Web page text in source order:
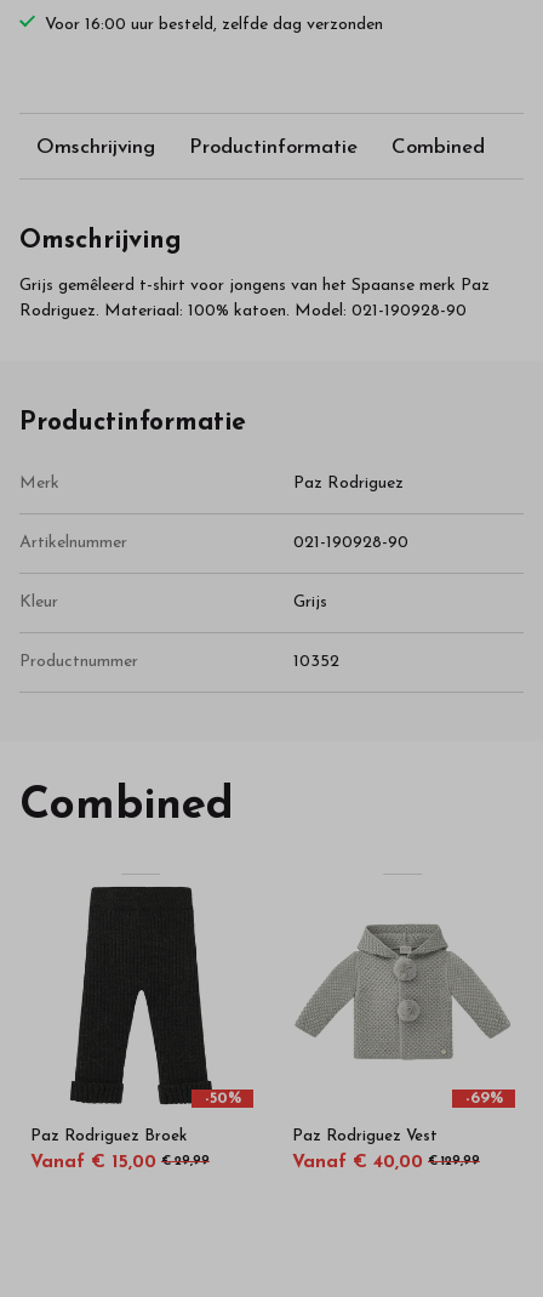
Voor 16:00 uur besteld, zelfde dag verzonden
Omschrijving Productinformatie Combined
Omschrijving
Grijs gemêleerd t-shirt voor jongens van het Spaanse merk Paz
Rodriguez. Materiaal: 100% katoen. Model: 021-190928-90
Productinformatie
Merk Paz Rodriguez
Artikelnummer 021-190928-90
Kleur Grijs
Productnummer 10352
Combined
-50%
Paz Rodriguez Broek
Vanaf € 15,00 € 29,99
-69%
Paz Rodriguez Vest
Vanaf € 40,00 € 129,99